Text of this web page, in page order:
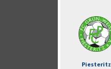
Piesteritz